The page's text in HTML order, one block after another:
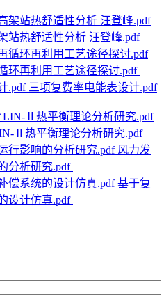
站热舒适性分析 汪登峰.pdf
环再利用工艺途径探讨.pdf
三项复费率电能表设计.pdf
Ⅱ热平衡理论分析研究.pdf
风力发
分析研究.pdf
基于复
设计仿真.pdf